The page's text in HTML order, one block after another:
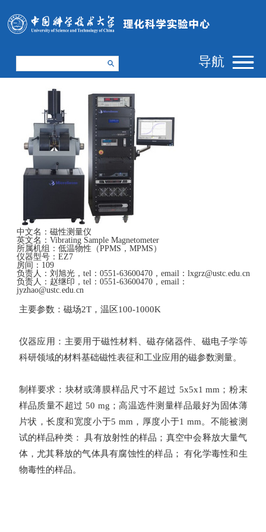
导航
中文名： 磁性测量仪
英文名： Vibrating Sample Magnetometer
所属机组： 低温物性（PPMS，MPMS）
仪器型号： EZ7
房间： 109
负责人： 刘旭光，tel：0551-63600470，email：lxgrz@ustc.edu.cn
负责人： 赵继印，tel：0551-63600470，email：
jyzhao@ustc.edu.cn
主要参数： 磁场2T， 温区100-1000K
仪器应用： 主要用于磁性材料、磁存储器件、磁电子学等
科研领域的材料基础磁性表征和工业应用的磁参数测量。
制样要求： 块材或薄膜样品尺寸不超过 5x5x1 mm ；粉末
样品质量不超过 50 mg ；高温选件测量样品最好为固体薄
片状，长度和宽度小于5 mm ，厚度小于1 mm。不能被测
试的样品种类： 具有放射性的样品；真空中会释放大量气
体，尤其释放的气体具有腐蚀性的样品； 有化学毒性和生
物毒性的样品。